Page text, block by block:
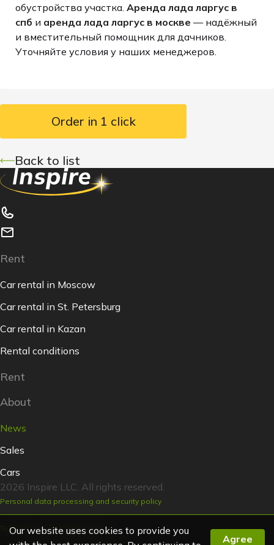
обустройства участка. Аренда лада ларгус в
спб и аренда лада ларгус в москве — надёжный
и вместительный помощник для дачников.
Уточняйте условия у наших менеджеров.
Order in 1 click
Back to list
Rent
Car rental in Moscow
Car rental in St. Petersburg
Car rental in Kazan
Rental conditions
Rent
About
News
Sales
Cars
2026 Inspire LLC. All rights reserved.
Personal data processing and security policy
Terms of the lease agreement
Our website uses cookies to provide you
Agree